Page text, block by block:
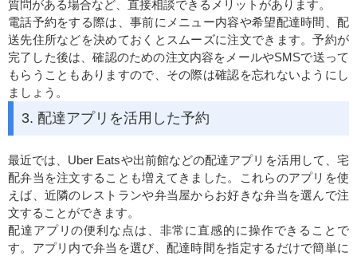
質問がある場合など、直接相談できるメリットがあります。
電話予約をする際は、事前にメニュー内容や希望配達時間、配
送先住所などを決めておくとスムーズに注文できます。予約が
完了した後は、確認のための注文内容をメールやSMSで送って
もらうこともありますので、その際は確認を忘れないようにし
ましょう。
3. 配達アプリを活用した予約
最近では、Uber Eatsや出前館などの配達アプリを活用して、宅
配弁当を注文することも増えてきました。これらのアプリを使
えば、近隣のレストランや弁当屋からお好きな弁当を選んで注
文することができます。
配達アプリの便利な点は、非常に直感的に操作できることで
す。アプリ内で弁当を選び、配達時間を指定するだけで簡単に